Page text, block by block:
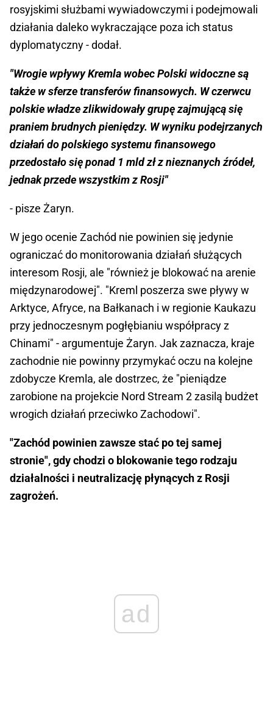
rosyjskimi służbami wywiadowczymi i podejmowali
działania daleko wykraczające poza ich status
dyplomatyczny - dodał.
"Wrogie wpływy Kremla wobec Polski widoczne są
także w sferze transferów finansowych. W czerwcu
polskie władze zlikwidowały grupę zajmującą się
praniem brudnych pieniędzy. W wyniku podejrzanych
działań do polskiego systemu finansowego
przedostało się ponad 1 mld zł z nieznanych źródeł,
jednak przede wszystkim z Rosji"
- pisze Żaryn.
W jego ocenie Zachód nie powinien się jedynie
ograniczać do monitorowania działań służących
interesom Rosji, ale "również je blokować na arenie
międzynarodowej". "Kreml poszerza swe pływy w
Arktyce, Afryce, na Bałkanach i w regionie Kaukazu
przy jednoczesnym pogłębianiu współpracy z
Chinami" - argumentuje Żaryn. Jak zaznacza, kraje
zachodnie nie powinny przymykać oczu na kolejne
zdobycze Kremla, ale dostrzec, że "pieniądze
zarobione na projekcie Nord Stream 2 zasilą budżet
wrogich działań przeciwko Zachodowi".
"Zachód powinien zawsze stać po tej samej
stronie", gdy chodzi o blokowanie tego rodzaju
działalności i neutralizację płynących z Rosji
zagrożeń.
ad